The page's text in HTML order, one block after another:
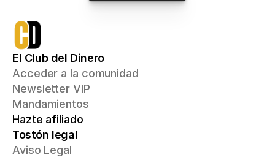
El Club del Dinero
Acceder a la comunidad
Newsletter VIP
Mandamientos
Hazte afiliado
Tostón legal
Aviso Legal